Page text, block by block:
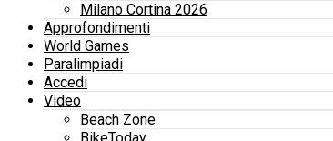
Milano Cortina 2026
Approfondimenti
World Games
Paralimpiadi
Accedi
Video
Beach Zone